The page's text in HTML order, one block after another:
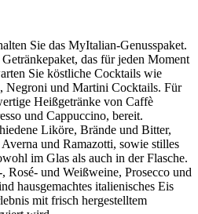
Sie das MyItalian-Genusspaket.
das für jeden Moment
Sie köstliche Cocktails wie
Negroni und Martini Cocktails. Für
Heißgetränke von Caffè
und Cappuccino, bereit.
Liköre, Brände und Bitter,
und Ramazotti, sowie stilles
im Glas als auch in der Flasche.
Rosé- und Weißweine, Prosecco und
hausgemachtes italienisches Eis
mit frisch hergestelltem